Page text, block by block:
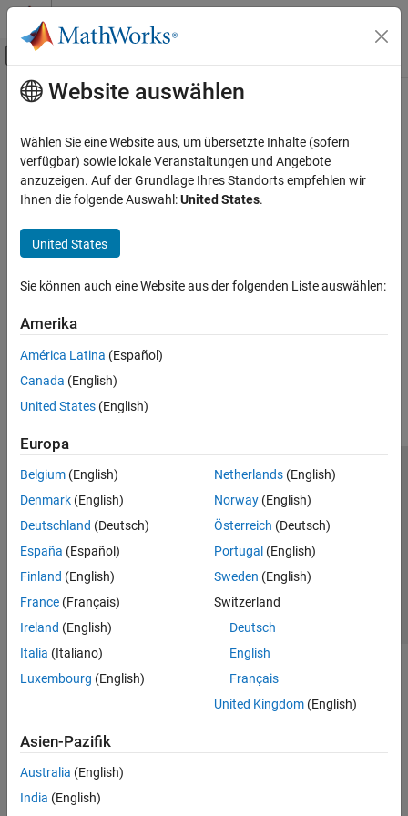
Weiter zum Inhalt
Umschaltung für Off-Canvas-
Startseite der Dokumentation
Hauptinhalt
How useful was this information?
Website auswählen
Wählen Sie eine Website aus, um übersetzte Inhalte (sofern
verfügbar) sowie lokale Veranstaltungen und Angebote
anzuzeigen. Auf der Grundlage Ihres Standorts empfehlen wir
Ihnen die folgende Auswahl:United States.
United States
Sie können auch eine Website aus der folgenden Liste auswählen:
Amerika
América Latina (Español)
Canada (English)
United States (English)
Europa
Belgium (English)
Denmark (English)
Deutschland (Deutsch)
España (Español)
Finland (English)
France (Français)
Ireland (English)
Italia (Italiano)
Luxembourg (English)
Netherlands(English)
Norway(English)
Österreich (Deutsch)
Portugal (English)
Sweden (English)
Switzerland
Deutsch
English
Français
United Kingdom(English)
Asien-Pazifik
Australia (English)
India (English)
Trust Center
Datenschutz-Richtlinien
Datendiebstahl verhindern
Status von Anwendungen
© 1994-2026 The MathWorks, Inc.
Website auswählen
Deutschland